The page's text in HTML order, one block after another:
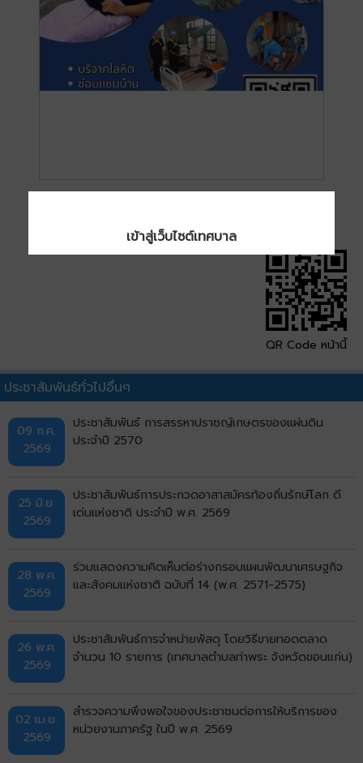
QR Code หน้านี้
ประชาสัมพันธ์ทั่วไปอื่นๆ
09 ก.ค.
2569
ประชาสัมพันธ์ การสรรหาปราชญ์เกษตรของแผ่นดิน
ประจำปี 2570
25 มิ.ย.
2569
ประชาสัมพันธ์การประกวดอาสาสมัครท้องถิ่นรักษ์โลก ดี
เด่นแห่งชาติ ประจำปี พ.ศ. 2569
28 พ.ค.
2569
ร่วมแสดงความคิดเห็นต่อร่างกรอบแผนพัฒนาเศรษฐกิจ
และสังคมแห่งชาติ ฉบับที่ 14 (พ.ศ. 2571-2575)
26 พ.ค.
2569
ประชาสัมพันธ์การจำหน่ายพัสดุ โดยวิธีขายทอดตลาด
จำนวน 10 รายการ (เทศบาลตำบลท่าพระ จังหวัดขอนแก่น)
02 เม.ย.
2569
สำรวจความพึงพอใจของประชาชนต่อการให้บริการของ
หน่วยงานภาครัฐ ในปี พ.ศ. 2569
เข้าสู่เว็บไซต์เทศบาล